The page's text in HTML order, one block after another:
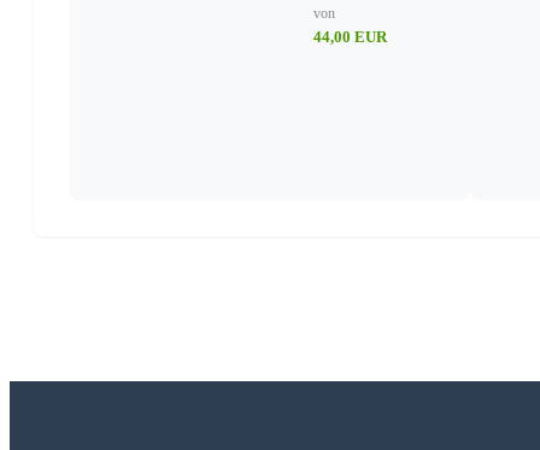
von
44,00 EUR